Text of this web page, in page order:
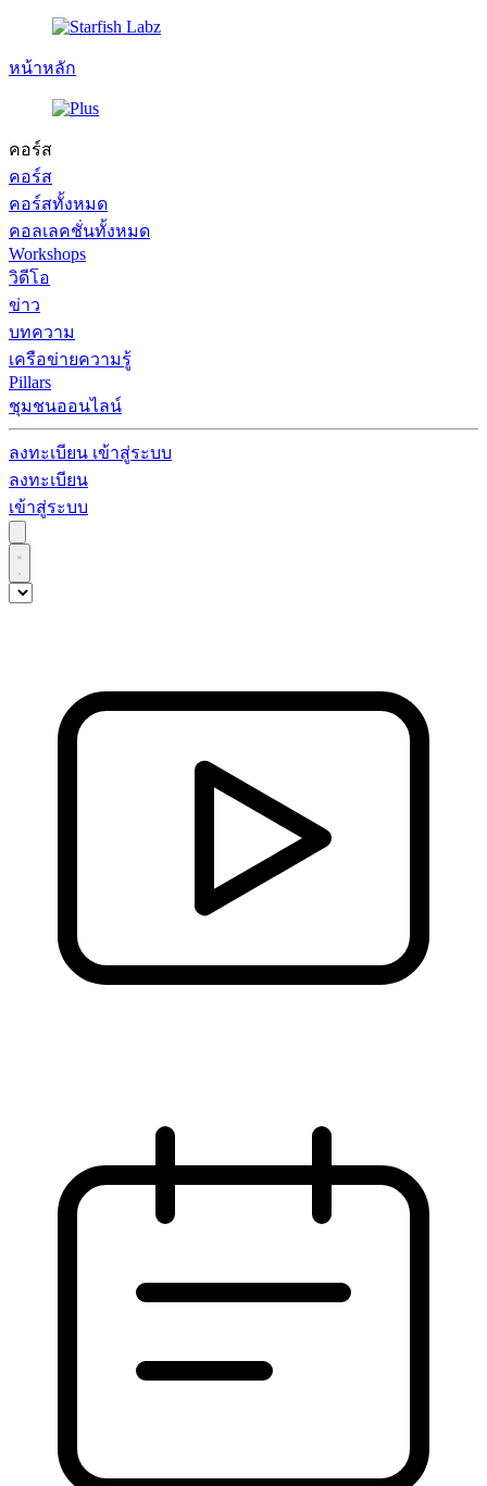
หน้าหลัก
คอร์ส
คอร์ส
คอร์สทั้งหมด
คอลเลคชั่นทั้งหมด
Workshops
วิดีโอ
ข่าว
บทความ
เครือข่ายความรู้
Pillars
ชุมชนออนไลน์
ลงทะเบียน เข้าสู่ระบบ
ลงทะเบียน
เข้าสู่ระบบ